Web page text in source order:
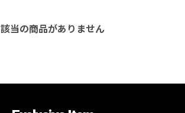
該当の商品がありません